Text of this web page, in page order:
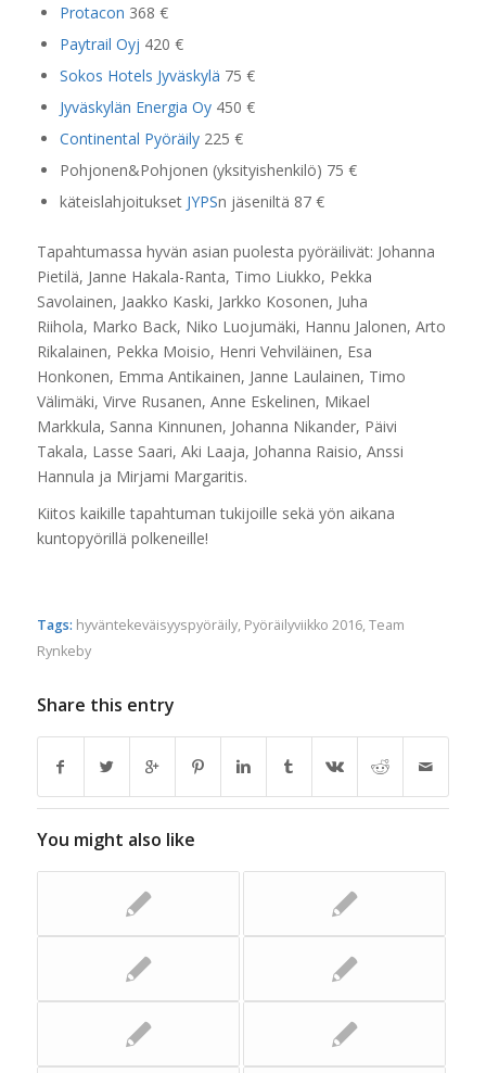
Protacon 368 €
Paytrail Oyj 420 €
Sokos Hotels Jyväskylä 75 €
Jyväskylän Energia Oy450 €
Continental Pyöräily225 €
Pohjonen&Pohjonen (yksityishenkilö) 75 €
käteislahjoitukset JYPSn jäseniltä 87 €
Tapahtumassa hyvän asian puolesta pyöräilivät: Johanna
Pietilä, Janne Hakala-Ranta, Timo Liukko, Pekka
Savolainen, Jaakko Kaski, Jarkko Kosonen, Juha
Riihola, Marko Back, Niko Luojumäki, Hannu Jalonen, Arto
Rikalainen, Pekka Moisio, Henri Vehviläinen, Esa
Honkonen, Emma Antikainen, Janne Laulainen, Timo
Välimäki, Virve Rusanen, Anne Eskelinen, Mikael
Markkula, Sanna Kinnunen, Johanna Nikander, Päivi
Takala, Lasse Saari, Aki Laaja, Johanna Raisio, Anssi
Hannula ja Mirjami Margaritis.
Kiitos kaikille tapahtuman tukijoille sekä yön aikana
kuntopyörillä polkeneille!
Tags: hyväntekeväisyyspyöräily, Pyöräilyviikko 2016, Team
Rynkeby
Share this entry
You might also like